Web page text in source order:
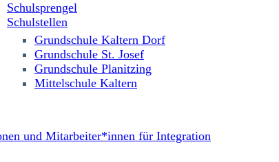
Schulsprengel
Schulstellen
Grundschule Kaltern Dorf
Grundschule St. Josef
Grundschule Planitzing
Mittelschule Kaltern
und Mitarbeiter*innen für Integration